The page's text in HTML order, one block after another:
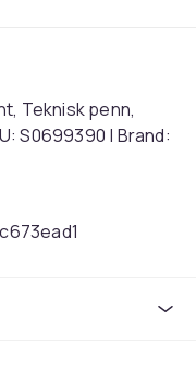
Teknisk penn,
S0699390 | Brand: